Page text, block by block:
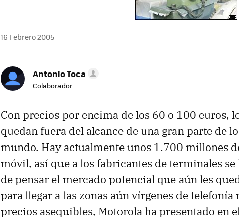
16 Febrero 2005
Antonio Toca
Colaborador
Con precios por encima de los 60 o 100 euros,
quedan fuera del alcance de una gran parte de
mundo. Hay actualmente unos 1.700 millones
móvil, así que a los fabricantes de terminales se
de pensar el mercado potencial que aún les
para llegar a las zonas aún vírgenes de
precios asequibles, Motorola ha presentado en